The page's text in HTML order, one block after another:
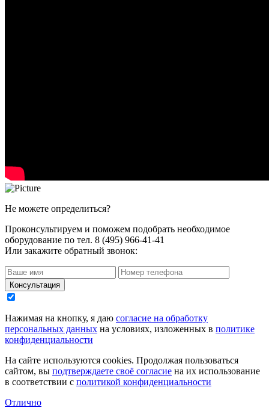
Не можете определиться?
Проконсультируем и поможем подобрать необходимое
оборудование по тел. 8 (495) 966-41-41
Или закажите обратный звонок:
Нажимая на кнопку, я даю согласие на обработку
персональных данных на условиях, изложенных в политике
конфиденциальности
На сайте используются cookies. Продолжая пользоваться
сайтом, вы подтверждаете своё согласие на их использование
в соответствии с политикой конфиденциальности
Отлично